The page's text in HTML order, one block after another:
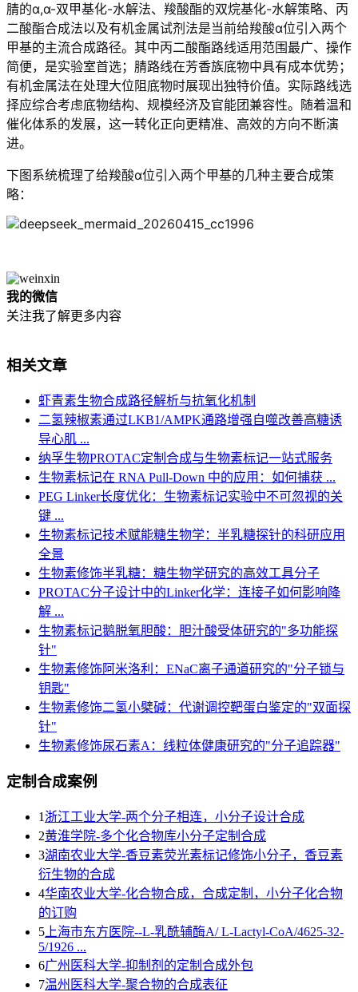
腈的α,α-双甲基化-水解法、羧酸酯的双烷基化-水解策略、丙
二酸酯合成法以及有机金属试剂法是当前给羧酸α位引入两个
甲基的主流合成路径。其中丙二酸酯路线适用范围最广、操作
简便，是实验室首选；腈路线在芳香族底物中具有成本优势；
有机金属法在处理大位阻底物时展现出独特价值。实际路线选
择应综合考虑底物结构、规模经济及官能团兼容性。随着温和
催化体系的发展，这一转化正向更精准、高效的方向不断演
进。
下图系统梳理了给羧酸α位引入两个甲基的几种主要合成策
略：
我的微信
关注我了解更多内容
相关文章
虾青素生物合成路径解析与抗氧化机制
二氢辣椒素通过LKB1/AMPK通路增强自噬改善高糖诱
导心肌 ...
纳孚生物PROTAC定制合成与生物素标记一站式服务
生物素标记在 RNA Pull-Down 中的应用：如何捕获 ...
PEG Linker长度优化：生物素标记实验中不可忽视的关
键 ...
生物素标记技术赋能糖生物学：半乳糖探针的科研应用
全景
生物素修饰半乳糖：糖生物学研究的高效工具分子
PROTAC分子设计中的Linker化学：连接子如何影响降
解 ...
生物素标记鹅脱氧胆酸：胆汁酸受体研究的"多功能探
针"
生物素修饰阿米洛利：ENaC离子通道研究的"分子锁与
钥匙"
生物素修饰二氢小檗碱：代谢调控靶蛋白鉴定的"双面探
针"
生物素修饰尿石素A：线粒体健康研究的"分子追踪器"
定制合成案例
1 浙江工业大学-两个分子相连，小分子设计合成
2黄淮学院-多个化合物库小分子定制合成
3湖南农业大学-香豆素荧光素标记修饰小分子，香豆素
衍生物的合成
4华南农业大学-化合物合成，合成定制，小分子化合物
的订购
5 上海市东方医院--L-乳酰辅酶A/ L-Lactyl-CoA/4625-32-
5/1926 ...
6广州医科大学-抑制剂的定制合成外包
7温州医科大学-聚合物的合成表征